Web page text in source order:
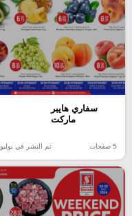
سفاري هايبر
ماركت
5 صفحات تم النشر في يوليو 25